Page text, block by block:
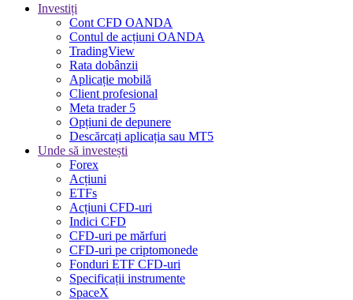
Investiți
Cont CFD OANDA
Contul de acțiuni OANDA
TradingView
Rata dobânzii
Aplicație mobilă
Client profesional
Meta trader 5
Opțiuni de depunere
Descărcați aplicația sau MT5
Unde să investești
Forex
Acțiuni
ETFs
Acțiuni CFD-uri
Indici CFD
CFD-uri pe mărfuri
CFD-uri pe criptomonede
Fonduri ETF CFD-uri
Specificații instrumente
SpaceX